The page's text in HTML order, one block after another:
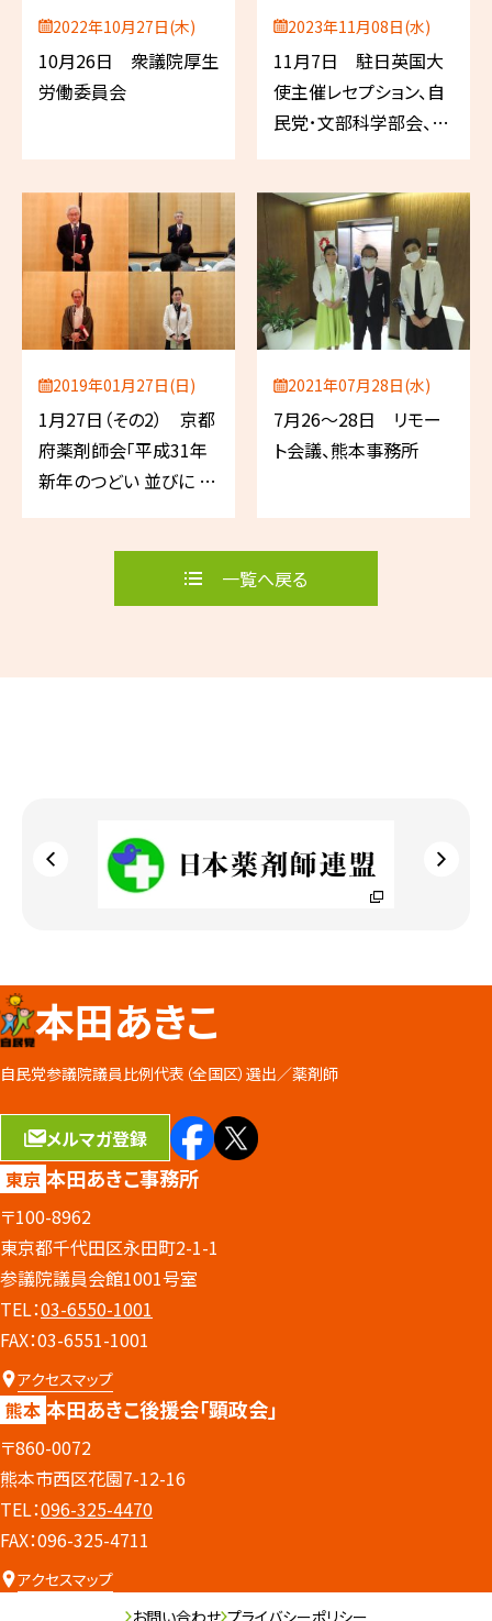
2022年10月27日(木)
10月26日 衆議院厚生
労働委員会
2023年11月08日(水)
11月7日 駐日英国大
使主催レセプション、自
民党･文部科学部会、科
開発特別委員会、茨城
県薬剤師連盟総務会
2019年01月27日(日)
1月27日（その2） 京都
府薬剤師会「平成31年
新年のつどい 並びに 会
員各賞受賞祝賀会」（京
2021年07月28日(水)
7月26～28日 リモー
ト会議、熊本事務所
一覧へ戻る
本田あきこ
自民党参議院議員比例代表（全国区）選出／薬剤師
メルマガ登録
東京 本田あきこ事務所
〒100-8962
東京都千代田区永田町2-1-1
参議院議員会館1001号室
TEL：03-6550-1001
FAX：03-6551-1001
アクセスマップ
熊本 本田あきこ後援会「顕政会」
〒860-0072
熊本市西区花園7-12-16
TEL：096-325-4470
FAX：096-325-4711
アクセスマップ